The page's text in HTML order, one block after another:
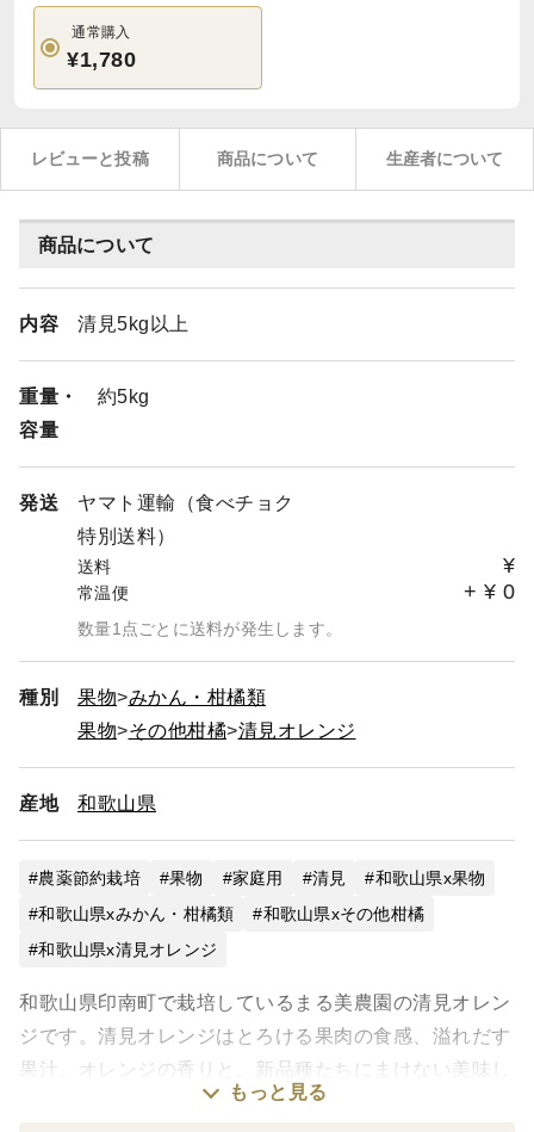
通常購入
¥1,780
レビューと投稿 商品について 生産者について
商品について
内容 清見5kg以上
重量・
容量
約5kg
発送
ヤマト運輸（食べチョク
特別送料）
送料 ¥
常温便 + ¥ 0
数量1点ごとに送料が発生します。
種別 果物
みかん・柑橘類
果物
その他柑橘 清見オレンジ
産地 和歌山県
農薬節約栽培 果物 家庭用 清見
和歌山県x果物
和歌山県xみかん・柑橘類
和歌山県xその他柑橘
和歌山県x清見オレンジ
和歌山県印南町で栽培しているまる美農園の清見オレン
ジです。清見オレンジはとろける果肉の食感、溢れだす
果汁、オレンジの香りと、新品種たちにまけない美味し
さがあります。そのまま搾るだけでも簡単に「天然
もっと見る